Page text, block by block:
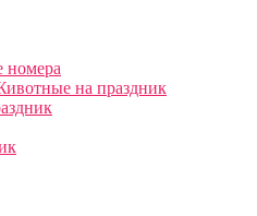
номера
на праздник